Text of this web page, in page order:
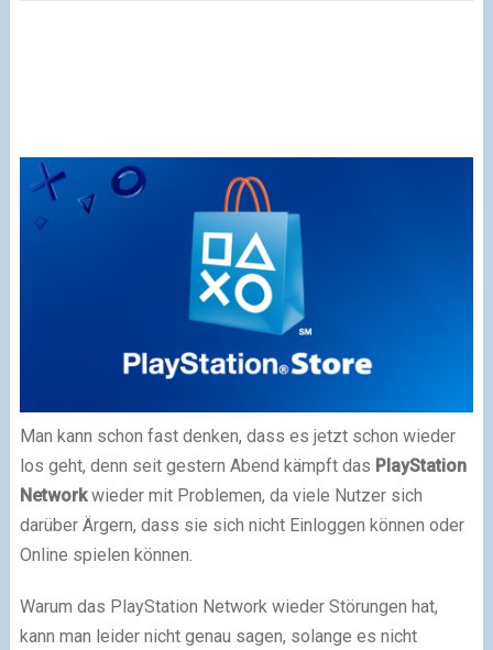
Man kann schon fast denken, dass es jetzt schon wieder
los geht, denn seit gestern Abend kämpft das PlayStation
Networkwieder mit Problemen, da viele Nutzer sich
darüber Ärgern, dass sie sich nicht Einloggen können oder
Online spielen können.
Warum das PlayStation Network wieder Störungen hat,
kann man leider nicht genau sagen, solange es nicht